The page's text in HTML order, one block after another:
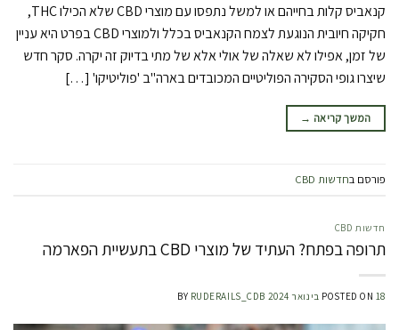
קנאביס קלות בחייהם או למשל נתפסו עם מוצרי CBD שלא הכילו THC,
חקיקה חיובית הנוגעת לצמח הקנאביס בכלל ולמוצרי CBD בפרט היא עניין
של זמן, אפילו לא שאלה של אולי אלא של מתי בדיוק זה יקרה. סקר חדש
שיצרו גופי הסקירה הפוליטיים המכובדים בארה"ב 'פוליטיקו' […]
המשך קריאה →
פורסם בחדשות CBD
חדשות CBD
תרופה בפתח? העתיד של מוצרי CBD בתעשיית הפארמה
POSTED ON 18 בינואר 2024 BY RUDERAILS_CDB